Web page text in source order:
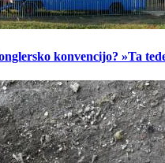
konvencijo? »Ta